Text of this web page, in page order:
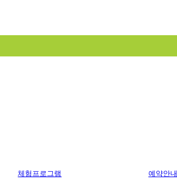
체험프로그램
예약안내